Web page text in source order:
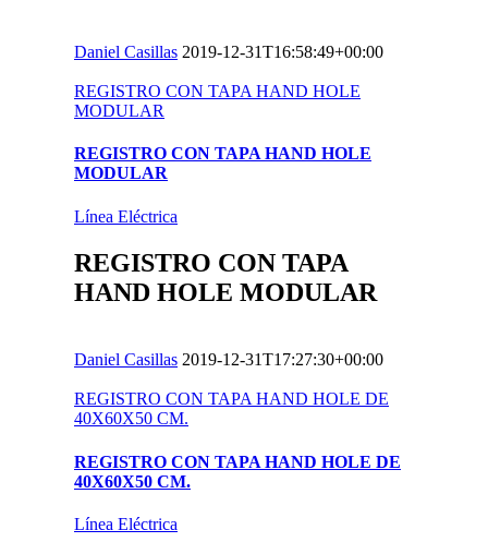
Daniel Casillas 2019-12-31T16:58:49+00:00
REGISTRO CON TAPA HAND HOLE
MODULAR
REGISTRO CON TAPA HAND HOLE
MODULAR
Línea Eléctrica
REGISTRO CON TAPA
HAND HOLE MODULAR
Daniel Casillas 2019-12-31T17:27:30+00:00
REGISTRO CON TAPA HAND HOLE DE
40X60X50 CM.
REGISTRO CON TAPA HAND HOLE DE
40X60X50 CM.
Línea Eléctrica